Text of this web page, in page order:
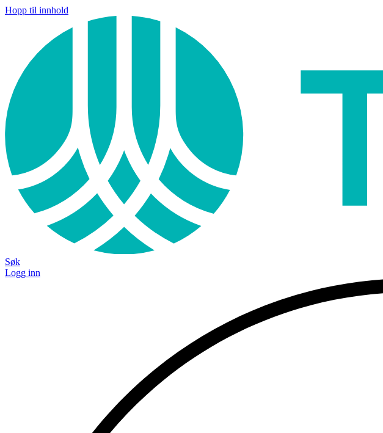
Hopp til innhold
Søk
Logg inn